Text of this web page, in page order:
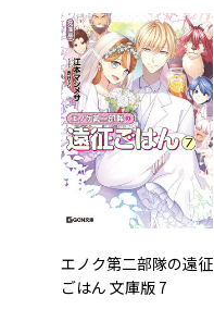
エノク第二部隊の遠征
ごはん 文庫版 7